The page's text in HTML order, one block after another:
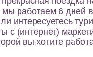
мы работаем 6 дней
интересуетесь
с (интернет)
вы хотите